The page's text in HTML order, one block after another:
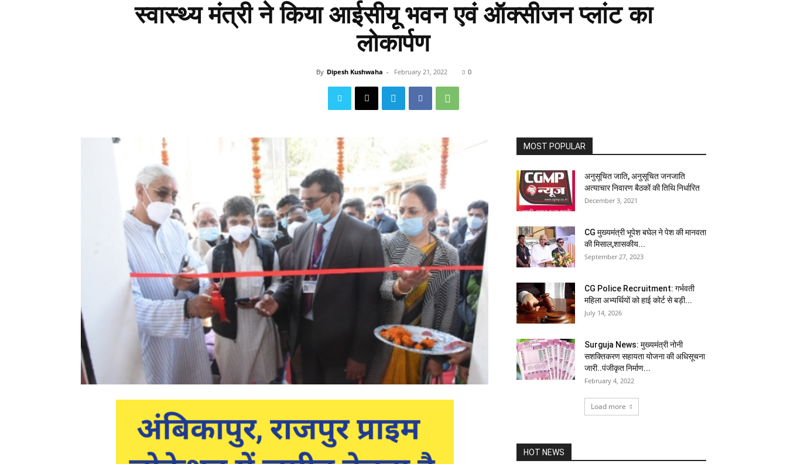
स्वास्थ्य मंत्री ने किया आईसीयू भवन एवं ऑक्सीजन प्लांट का
लोकार्पण
By Dipesh Kushwaha - February 21, 2022 0
MOST POPULAR
अनुसूचित जाति, अनुसूचित जनजाति
अत्याचार निवारण बैठकों की तिथि निर्धारित
December 3, 2021
CG मुख्यमंत्री भूपेश बघेल ने पेश की मानवता
की मिसाल,शासकीय...
September 27, 2023
CG Police Recruitment: गर्भवती
महिला अभ्यर्थियों को हाई कोर्ट से बड़ी...
July 14, 2026
Surguja News: मुख्यमंत्री नोनी
सशक्तिकरण सहायता योजना की अधिसूचना
जारी..पंजीकृत निर्माण...
February 4, 2022
Load more
HOT NEWS